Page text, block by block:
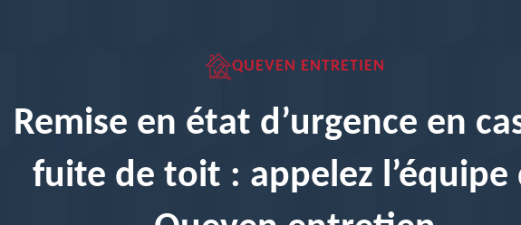
QUEVEN ENTRETIEN
Remise en état d’urgence en
fuite de toit : appelez l’équipe